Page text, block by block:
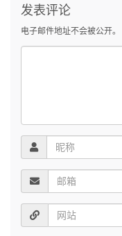
发表评论
电子邮件地址不会被公开。